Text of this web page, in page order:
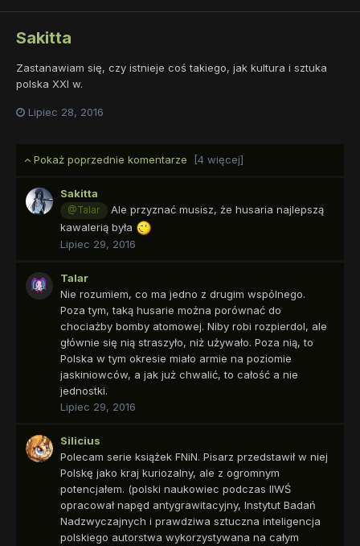
Sakitta
Zastanawiam się, czy istnieje coś takiego, jak kultura i sztuka
polska XXI w.
Lipiec 28, 2016
Pokaż poprzednie komentarze [4 więcej]
Sakitta
@Talar
Ale przyznać musisz, że husaria najlepszą
kawalerią była
Lipiec 29, 2016
Talar
Nie rozumiem, co ma jedno z drugim wspólnego.
Poza tym, taką husarie można porównać do
chociażby bomby atomowej. Niby robi rozpierdol, ale
głównie się nią straszyło, niż używało. Poza nią, to
Polska w tym okresie miało armie na poziomie
jaskiniowców, a jak już chwalić, to całość a nie
jednostki.
Lipiec 29, 2016
Silicius
Polecam serie książek FNiN. Pisarz przedstawił w niej
Polskę jako kraj kuriozalny, ale z ogromnym
potencjałem. (polski naukowiec podczas IIWŚ
opracował napęd antygrawitacyjny, Instytut Badań
Nadzwyczajnych i prawdziwa sztuczna inteligencja
polskiego autorstwa wykorzystywana na całym